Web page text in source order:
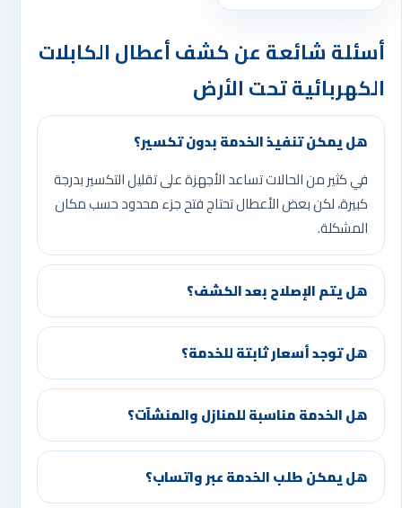
أسئلة شائعة عن كشف أعطال الكابلات
الكهربائية تحت الأرض
هل يمكن تنفيذ الخدمة بدون تكسير؟
في كثير من الحالات تساعد الأجهزة على تقليل التكسير بدرجة
كبيرة، لكن بعض الأعطال تحتاج فتح جزء محدود حسب مكان
المشكلة.
هل يتم الإصلاح بعد الكشف؟
هل توجد أسعار ثابتة للخدمة؟
هل الخدمة مناسبة للمنازل والمنشآت؟
هل يمكن طلب الخدمة عبر واتساب؟